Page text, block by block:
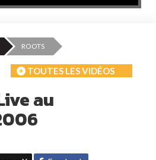
ROOTS
TOUTES LES VIDÉOS
au